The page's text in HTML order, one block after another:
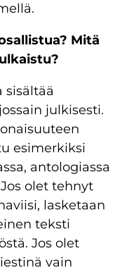
Mitä
sisältää
julkisesti.
esimerkiksi
antologiassa
olet tehnyt
lasketaan
teksti
Jos olet
vain